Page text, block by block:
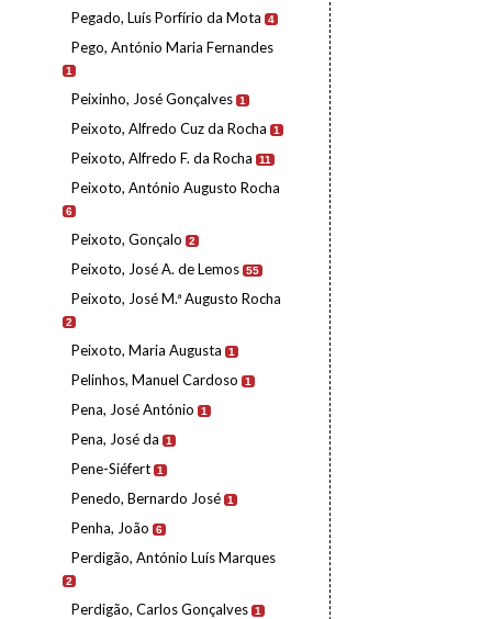
Pegado, Luís Porfírio da Mota 4
Pego, António Maria Fernandes
1
Peixinho, José Gonçalves 1
Peixoto, Alfredo Cuz da Rocha 1
Peixoto, Alfredo F. da Rocha 11
Peixoto, António Augusto Rocha
6
Peixoto, Gonçalo 2
Peixoto, José A. de Lemos 55
Peixoto, José M.ª Augusto Rocha
2
Peixoto, Maria Augusta 1
Pelinhos, Manuel Cardoso 1
Pena, José António 1
Pena, José da 1
Pene-Siéfert 1
Penedo, Bernardo José 1
Penha, João 6
Perdigão, António Luís Marques
2
Perdigão, Carlos Gonçalves 1